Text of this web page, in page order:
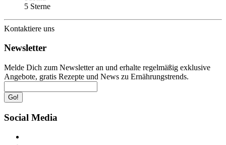
5 Sterne
Kontaktiere uns
Newsletter
Melde Dich zum Newsletter an und erhalte regelmäßig exklusive
Angebote, gratis Rezepte und News zu Ernährungstrends.
Go!
Social Media